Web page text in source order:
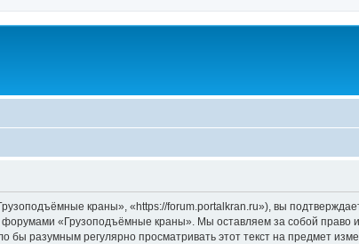
краны», «https://forum.portalkran.ru»), вы
«Грузоподъёмные краны». Мы оставляем за собой право
разумным регулярно просматривать этот текст на предмет